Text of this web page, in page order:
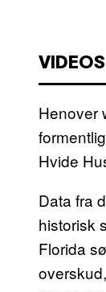
Henover
Hvide
Data fra
historisk
Florida